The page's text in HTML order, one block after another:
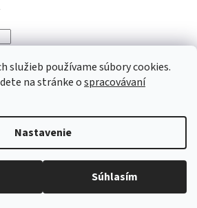
služieb používame súbory cookies.
na stránke ospracovávaní
Nastavenie
Súhlasím
spodmienkami spracovávania osobných
Vytvoril Shoptet
. Všetky práva vyhradené.